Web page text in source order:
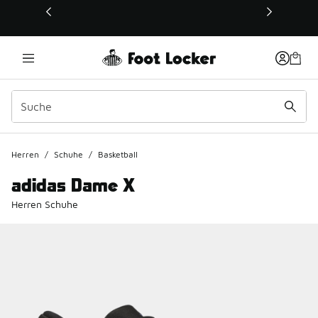
Dieser Link öffnet sich in einem neuen Fenster
Herren / Schuhe / Basketball
adidas Dame X
Herren Schuhe